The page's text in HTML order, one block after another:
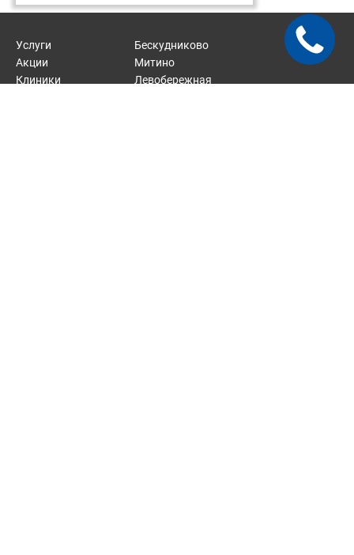
Услуги
Акции
Клиники
Бескудниково
Митино
Левобережная